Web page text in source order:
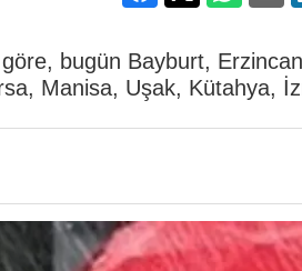
bugün Bayburt,
Manisa, Uşak, Kütahya,